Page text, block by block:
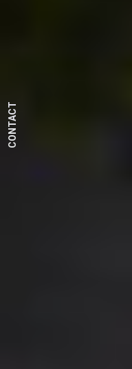
CONTACT